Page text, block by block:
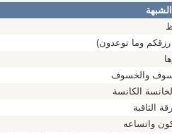
رزقكم وما توعدون)
والخسوف
الكانسة
الثاقبة
واتساعه